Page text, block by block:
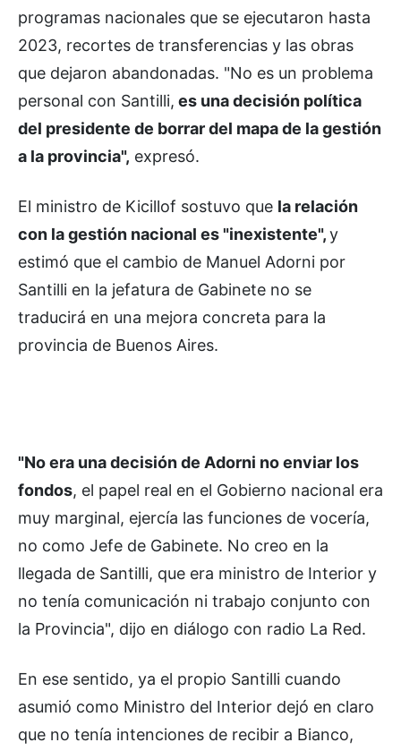
programas nacionales que se ejecutaron hasta
2023, recortes de transferencias y las obras
que dejaron abandonadas. "No es un problema
personal con Santilli, es una decisión política
del presidente de borrar del mapa de la gestión
a la provincia", expresó.
El ministro de Kicillof sostuvo que la relación
con la gestión nacional es "inexistente",y
estimó que el cambio de Manuel Adorni por
Santilli en la jefatura de Gabinete no se
traducirá en una mejora concreta para la
provincia de Buenos Aires.
"No era una decisión de Adorni no enviar los
fondos, el papel real en el Gobierno nacional era
muy marginal, ejercía las funciones de vocería,
no como Jefe de Gabinete. No creo en la
llegada de Santilli, que era ministro de Interior y
no tenía comunicación ni trabajo conjunto con
la Provincia", dijo en diálogo con radio La Red.
En ese sentido, ya el propio Santilli cuando
asumió como Ministro del Interior dejó en claro
que no tenía intenciones de recibir a Bianco,